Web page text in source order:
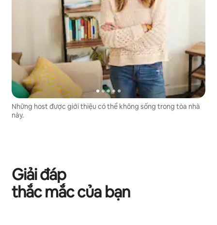
Những host được giới thiệu có thể không sống trong tòa nhà
này.
Giải đáp
thắc mắc của bạn